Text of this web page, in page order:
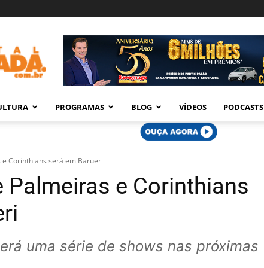
PROGRAMAS BLOG VÍDEOS PODCASTS
Corinthians será em Barueri
Palmeiras e Corinthians
uma série de shows nas próximas